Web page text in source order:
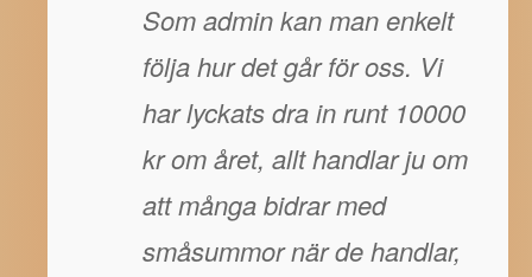
Som admin kan man enkelt
följa hur det går för oss. Vi
har lyckats dra in runt 10000
kr om året, allt handlar ju om
att många bidrar med
småsummor när de handlar,